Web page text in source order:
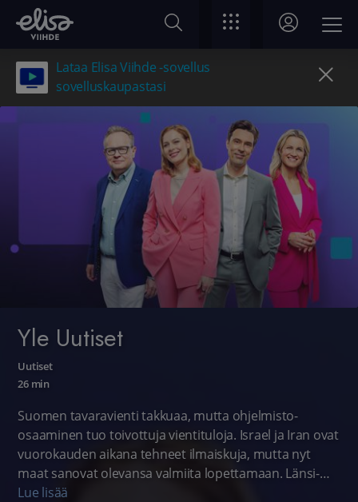
Lataa Elisa Viihde -sovellus
sovelluskaupastasi
Yle Uutiset
Uutiset
26 min
Suomen tavaravienti takkuaa, mutta ohjelmisto-
osaaminen tuo toivottuja vientituloja. Israel ja Iran ovat
vuorokauden aikana tehneet ilmaiskuja, mutta nyt
maat sanovat olevansa valmiita lopettamaan. Länsi-
Uudellamaalla on havaittu merkittäviä puutteita
Lue lisää